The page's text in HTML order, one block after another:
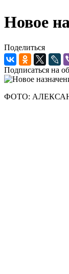
Новое
Поделиться
Подписаться на
ФОТО: